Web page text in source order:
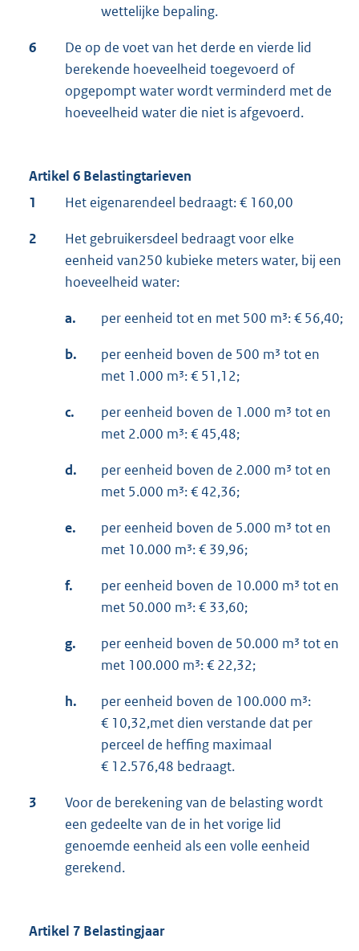
wettelijke bepaling.
6
De op de voet van het derde en vierde lid
berekende hoeveelheid toegevoerd of
opgepompt water wordt verminderd met de
hoeveelheid water die niet is afgevoerd.
Artikel 6 Belastingtarieven
1
Het eigenarendeel bedraagt: € 160,00
2
Het gebruikersdeel bedraagt voor elke
eenheid van250 kubieke meters water, bij een
hoeveelheid water:
a. per eenheid tot en met 500 m³: € 56,40;
b.
per eenheid boven de 500 m³ tot en
met 1.000 m³: € 51,12;
c.
per eenheid boven de 1.000 m³ tot en
met 2.000 m³: € 45,48;
d.
per eenheid boven de 2.000 m³ tot en
met 5.000 m³: € 42,36;
e.
per eenheid boven de 5.000 m³ tot en
met 10.000 m³: € 39,96;
f.
per eenheid boven de 10.000 m³ tot en
met 50.000 m³: € 33,60;
g.
per eenheid boven de 50.000 m³ tot en
met 100.000 m³: € 22,32;
h.
per eenheid boven de 100.000 m³:
€ 10,32,met dien verstande dat per
perceel de heffing maximaal
€ 12.576,48 bedraagt.
3
Voor de berekening van de belasting wordt
een gedeelte van de in het vorige lid
genoemde eenheid als een volle eenheid
gerekend.
Artikel 7 Belastingjaar